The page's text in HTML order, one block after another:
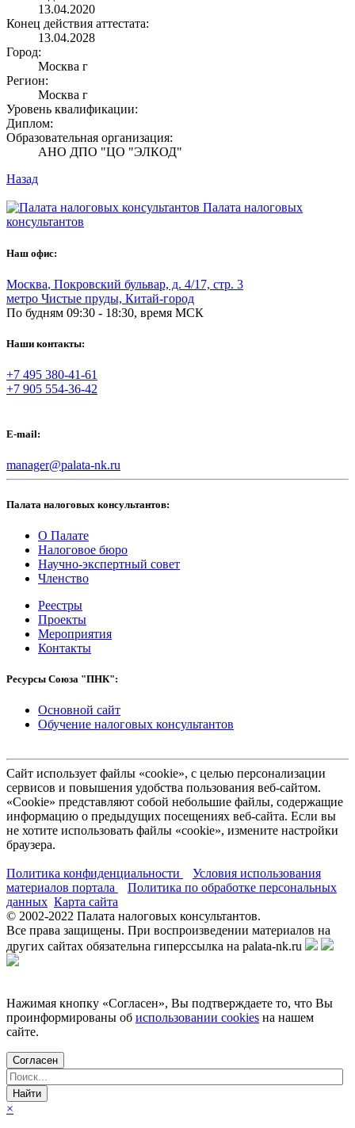
13.04.2020
Конец действия аттестата:
13.04.2028
Город:
Москва г
Регион:
Москва г
Уровень квалификации:
Диплом:
Образовательная организация:
АНО ДПО "ЦО "ЭЛКОД"
Назад
Палата налоговых
консультантов
Наш офис:
Москва, Покровский бульвар, д. 4/17, стр. 3
метро Чистые пруды, Китай-город
По будням 09:30 - 18:30, время МСК
Наши контакты:
+7 495 380-41-61
+7 905 554-36-42
E-mail:
manager@palata-nk.ru
Палата налоговых консультантов:
О Палате
Налоговое бюро
Научно-экспертный совет
Членство
Реестры
Проекты
Мероприятия
Контакты
Ресурсы Союза "ПНК":
Основной сайт
Обучение налоговых консультантов
Сайт использует файлы «cookie», с целью персонализации
сервисов и повышения удобства пользования веб-сайтом.
«Cookie» представляют собой небольшие файлы, содержащие
информацию о предыдущих посещениях веб-сайта. Если вы
не хотите использовать файлы «cookie», измените настройки
браузера.
Политика конфиденциальности
Условия использования
материалов портала
Политика по обработке персональных
данных Карта сайта
© 2002-2022 Палата налоговых консультантов.
Все права защищены. При воспроизведении материалов на
других сайтах обязательна гиперссылка на palata-nk.ru
Нажимая кнопку «Согласен», Вы подтверждаете то, что Вы
проинформированы об использовании cookies на нашем
сайте.
Согласен
×